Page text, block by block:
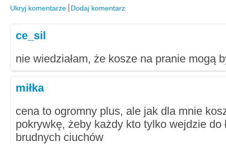
Ukryj komentarze Dodaj komentarz
ce_sil
nie wiedziałam, że kosze na pranie mogą
miłka
cena to ogromny plus, ale jak dla mnie
pokrywkę, żeby każdy kto tylko wejdzie do
brudnych ciuchów